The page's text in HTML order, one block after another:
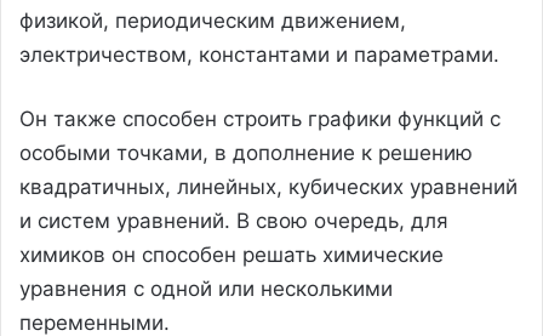
физикой, периодическим движением,
электричеством, константами и параметрами.
Он также способен строить графики функций с
особыми точками, в дополнение к решению
квадратичных, линейных, кубических уравнений
и систем уравнений. В свою очередь, для
химиков он способен решать химические
уравнения с одной или несколькими
переменными.